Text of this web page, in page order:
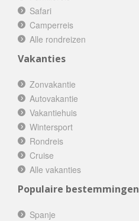
Safari
Camperreis
Alle rondreizen
Vakanties
Zonvakantie
Autovakantie
Vakantiehuis
Wintersport
Rondreis
Cruise
Alle vakanties
Populaire bestemmingen
Spanje